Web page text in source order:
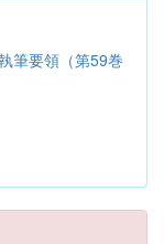
筆要領（第59巻